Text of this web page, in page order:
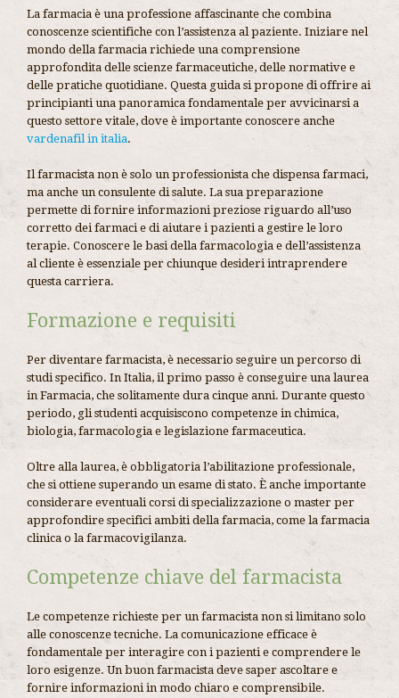
La farmacia è una professione affascinante che combina
conoscenze scientifiche con l’assistenza al paziente. Iniziare nel
mondo della farmacia richiede una comprensione
approfondita delle scienze farmaceutiche, delle normative e
delle pratiche quotidiane. Questa guida si propone di offrire ai
principianti una panoramica fondamentale per avvicinarsi a
questo settore vitale, dove è importante conoscere anche
vardenafil in italia.
Il farmacista non è solo un professionista che dispensa farmaci,
ma anche un consulente di salute. La sua preparazione
permette di fornire informazioni preziose riguardo all’uso
corretto dei farmaci e di aiutare i pazienti a gestire le loro
terapie. Conoscere le basi della farmacologia e dell’assistenza
al cliente è essenziale per chiunque desideri intraprendere
questa carriera.
Formazione e requisiti
Per diventare farmacista, è necessario seguire un percorso di
studi specifico. In Italia, il primo passo è conseguire una laurea
in Farmacia, che solitamente dura cinque anni. Durante questo
periodo, gli studenti acquisiscono competenze in chimica,
biologia, farmacologia e legislazione farmaceutica.
Oltre alla laurea, è obbligatoria l’abilitazione professionale,
che si ottiene superando un esame di stato. È anche importante
considerare eventuali corsi di specializzazione o master per
approfondire specifici ambiti della farmacia, come la farmacia
clinica o la farmacovigilanza.
Competenze chiave del farmacista
Le competenze richieste per un farmacista non si limitano solo
alle conoscenze tecniche. La comunicazione efficace è
fondamentale per interagire con i pazienti e comprendere le
loro esigenze. Un buon farmacista deve saper ascoltare e
fornire informazioni in modo chiaro e comprensibile.